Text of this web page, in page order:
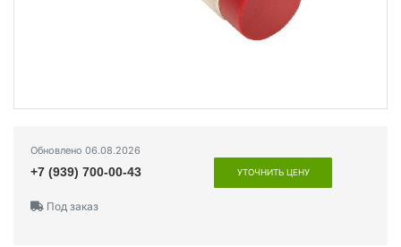
Обновлено 06.08.2026
+7 (939) 700-00-43 УТОЧНИТЬ ЦЕНУ
Под заказ